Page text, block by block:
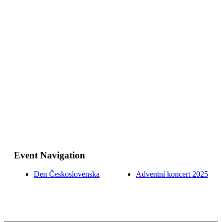
Event Navigation
Den Československa Adventní koncert 2025